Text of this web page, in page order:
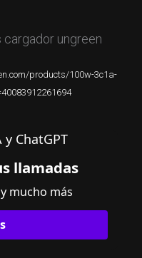
products/100w-3c1a-
llamadas
mucho más